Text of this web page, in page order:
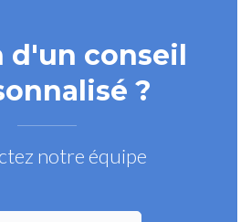
d'un conseil
?
notre équipe